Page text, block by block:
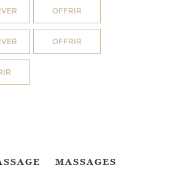
OFFRIR
OFFRIR
MASSAGES